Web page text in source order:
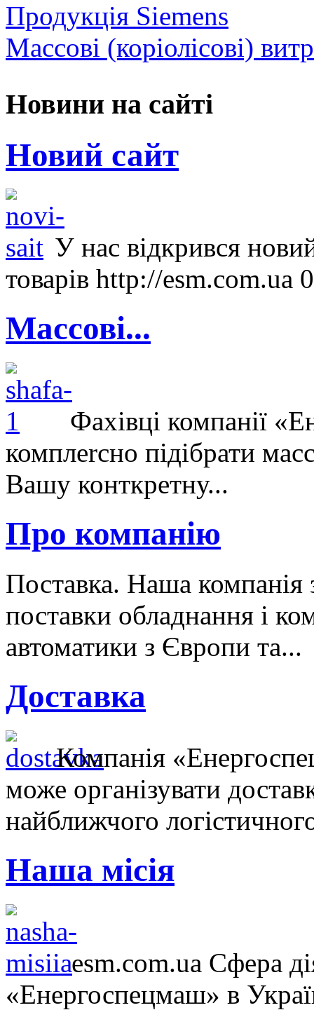
Продукція Siemens
Массові (коріолісові)
Новини на сайті
Новий сайт
У нас відкрився
товарів http://esm.com.ua
Массові...
Фахівці компанії
комплеrсно підібрати
Вашу конткретну...
Про компанію
Поставка. Наша компанія
поставки обладнання і
автоматики з Європи та...
Доставка
Компанія
може організувати
найближчого
Наша місія
esm.com.ua Сфера
«Енергоспецмаш» в